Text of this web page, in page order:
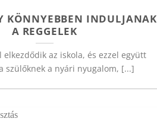
KÖNNYEBBEN INDULJANAK
A REGGELEK
elkezdődik az iskola, és ezzel együtt
szülőknek a nyári nyugalom, [...]